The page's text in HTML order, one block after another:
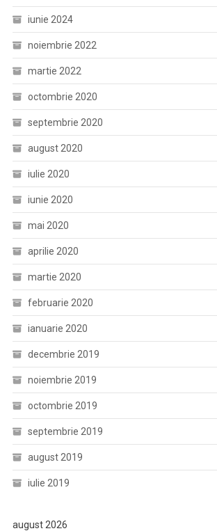
iunie 2024
noiembrie 2022
martie 2022
octombrie 2020
septembrie 2020
august 2020
iulie 2020
iunie 2020
mai 2020
aprilie 2020
martie 2020
februarie 2020
ianuarie 2020
decembrie 2019
noiembrie 2019
octombrie 2019
septembrie 2019
august 2019
iulie 2019
august 2026